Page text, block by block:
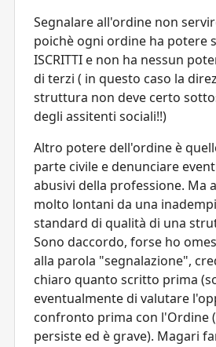
Segnalare all'ordine non
poichè ogni ordine ha potere
ISCRITTI e non ha nessun
di terzi ( in questo caso la
struttura non deve certo
degli assitenti sociali!!)
Altro potere dell'ordine è
parte civile e denunciare
abusivi della professione. Ma
molto lontani da una
standard di qualità di una
Sono daccordo, forse ho
alla parola "segnalazione",
chiaro quanto scritto prima
eventualmente di valutare
confronto prima con l'Ordine
persiste ed è grave). Magari